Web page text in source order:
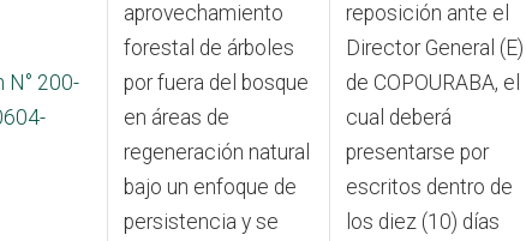
N° 200-
aprovechamiento
forestal de árboles
por fuera del bosque
en áreas de
regeneración natural
bajo un enfoque de
persistencia y se
reposición ante el
Director General (E)
de COPOURABA, el
cual deberá
presentarse por
escritos dentro de
los diez (10) días